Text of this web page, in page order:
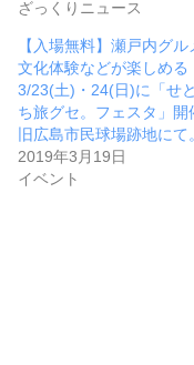
ざっくりニュース
【入場無料】瀬戸内グル
文化体験などが楽しめ
3/23(土)・24(日)に「せ
ち旅グセ。フェスタ」開
旧広島市民球場跡地にて。
2019年3月19日
イベント